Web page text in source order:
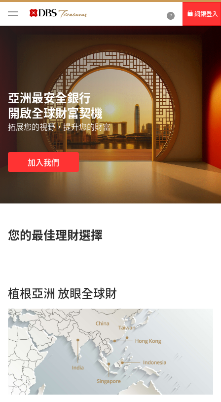
網銀登入
個人網路銀行
Card+ 信用卡數位服務
企業網路銀行
亞洲最安全銀行
開啟全球財富契機
拓展您的視野，提升您的財富
加入我們
您的最佳理財選擇
植根亞洲 放眼全球財